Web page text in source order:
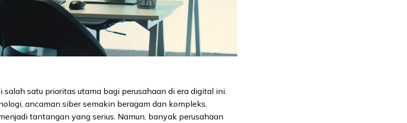
satu prioritas utama bagi perusahaan di era digital ini.
ancaman siber semakin beragam dan kompleks,
tantangan yang serius. Namun, banyak perusahaan